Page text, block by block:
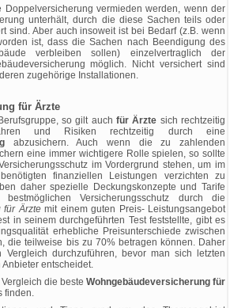
Doppelversicherung vermieden werden, wenn der
unterhält, durch die diese Sachen teils oder
sind. Aber auch insoweit ist bei Bedarf (z.B. wenn
ist, dass die Sachen nach Beendigung des
verbleiben sollen) einzelvertraglich der
möglich. Nicht versichert sind
zugehörige Installationen.
für Ärzte
so gilt auch für Ärzte sich rechtzeitig
und Risiken rechtzeitig durch eine
abzusichern. Auch wenn die zu zahlenden
eine immer wichtigere Rolle spielen, so sollte
im Vordergrund stehen, um im
finanziellen Leistungen verzichten zu
daher spezielle Deckungskonzepte und Tarife
Versicherungsschutz durch die
für Ärztemit einem guten Preis- Leistungsangebot
in seinem durchgeführten Test feststellte, gibt es
erhebliche Preisunterschiede zwischen
die teilweise bis zu 70% betragen können. Daher
Vergleich durchzuführen, bevor man sich letzten
entscheidet.
die beste Wohngebäudeversicherung für
finden.